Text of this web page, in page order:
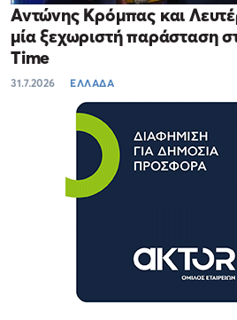
Αντώνης Κρόμπας και
μία ξεχωριστή παράσταση
Time
31.7.2026 ΕΛΛΑΔΑ